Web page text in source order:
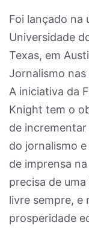
Foi lançado na
Universidade
Texas, em
Jornalismo nas
A iniciativa da
Knight tem o
de
do jornalismo
de imprensa
precisa de
livre sempre, e
prosperidade